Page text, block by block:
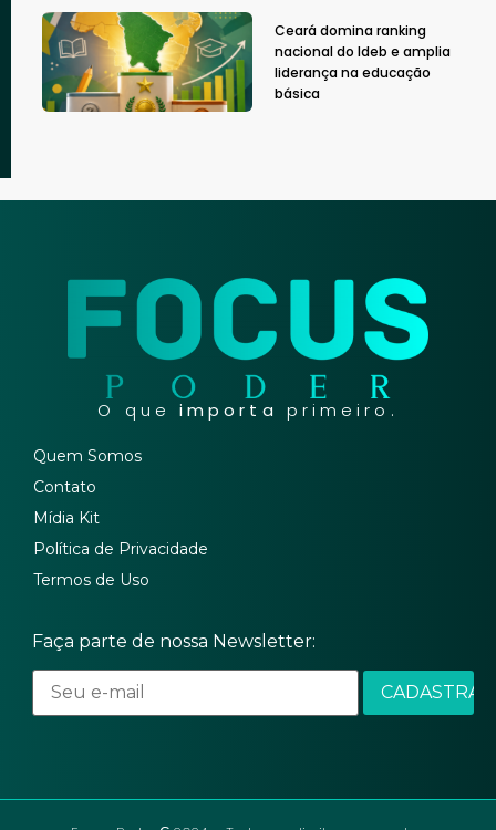
Ceará domina ranking
nacional do Ideb e amplia
liderança na educação
básica
O que importa primeiro.
Quem Somos
Contato
Mídia Kit
Política de Privacidade
Termos de Uso
Faça parte de nossa Newsletter: